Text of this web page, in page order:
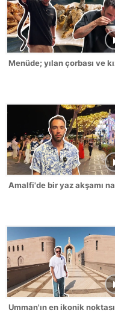
Menüde; yılan çorbası ve
Amalfi'de bir yaz akşamı
Umman'ın en ikonik